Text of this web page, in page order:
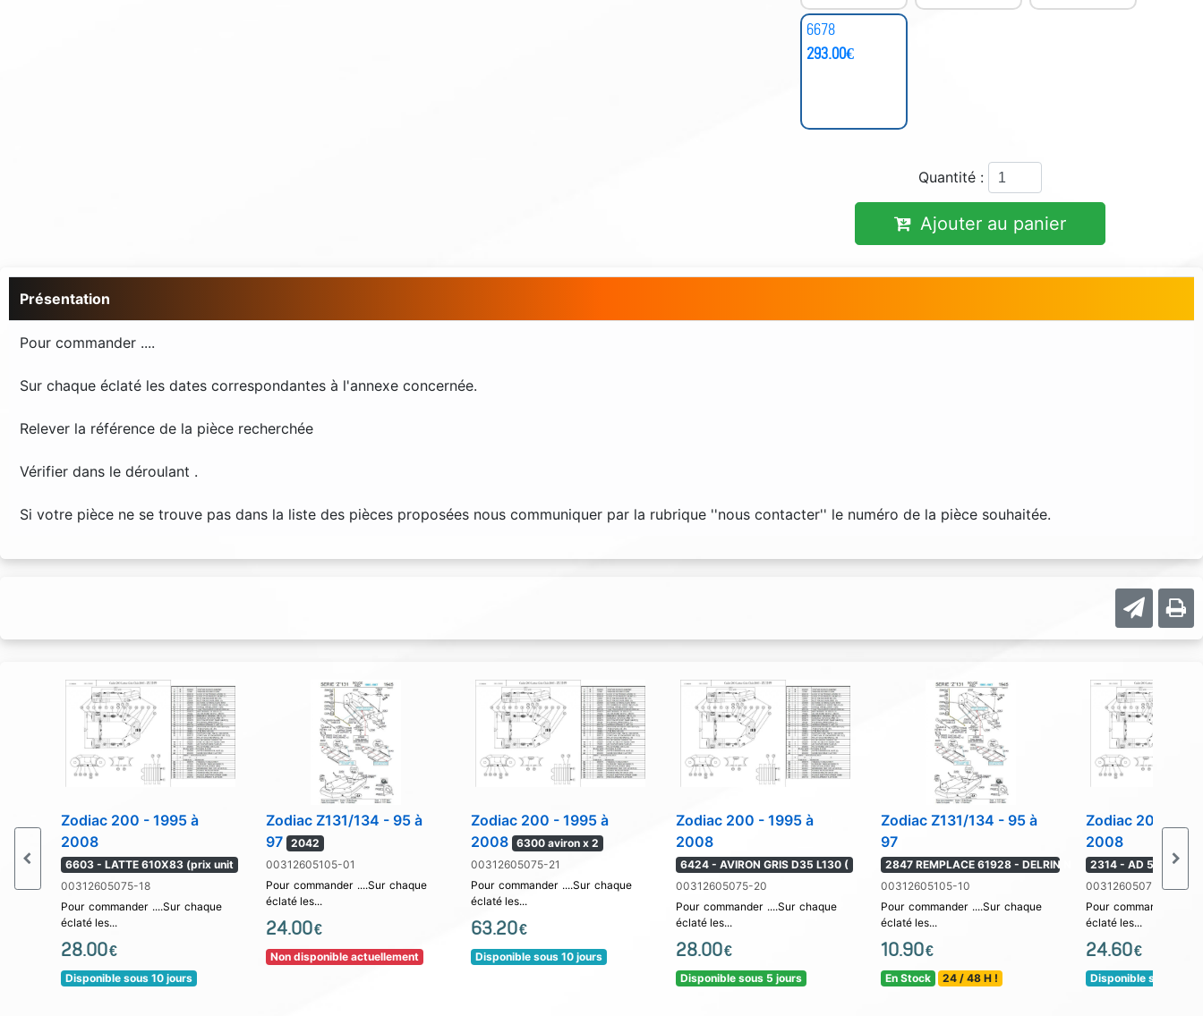
6678
293.00€
Quantité :
Ajouter au panier
Présentation
Pour commander ....
Sur chaque éclaté les dates correspondantes à l'annexe concernée.
Relever la référence de la pièce recherchée
Vérifier dans le déroulant .
Si votre pièce ne se trouve pas dans la liste des pièces proposées nous communiquer par la rubrique ''nous contacter'' le numéro de la pièce souhaitée.
Zodiac 200 - 1995 à
2008
6603 - LATTE 610X83 (prix unit
00312605075-18
Pour commander ....Sur chaque
éclaté les...
28.00€
Disponible sous 10 jours
Zodiac Z131/134 - 95 à
97 2042
00312605105-01
Pour commander ....Sur chaque
éclaté les...
24.00€
Non disponible actuellement
Zodiac 200 - 1995 à
2008 6300 aviron x 2
00312605075-21
Pour commander ....Sur chaque
éclaté les...
63.20€
Disponible sous 10 jours
Zodiac 200 - 1995 à
2008
6424 - AVIRON GRIS D35 L130 (
00312605075-20
Pour commander ....Sur chaque
éclaté les...
28.00€
Disponible sous 5 jours
Zodiac Z131/134 - 95 à
97
2847 REMPLACE 61928 - DELRIN N
00312605105-10
Pour commander ....Sur chaque
éclaté les...
10.90€
En Stock 24 / 48 H !
Zodiac 200 -
2008
2314 - AD 53 BLEU
00312605075-05
Pour commander
éclaté les...
24.60€
Disponible sous 10